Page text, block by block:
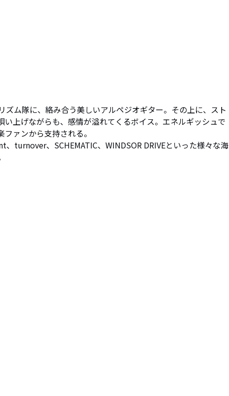
ム隊に、絡み合う美しいアルペジオギター。その上に、スト
上げながらも、感情が溢れてくるボイス。エネルギッシュで
ァンから支持される。
turnover、SCHEMATIC、WINDSOR DRIVEといった様々な海